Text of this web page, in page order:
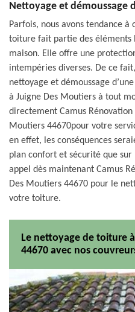
Nettoyage et démoussage
Parfois, nous avons tendance
toiture fait partie des éléments
maison. Elle offre une
intempéries diverses. De ce
nettoyage et démoussage
à Juigne Des Moutiers à tout
directement Camus
Moutiers 44670pour votre
en effet, les conséquences
plan confort et sécurité que
appel dès maintenant Camus
Des Moutiers 44670 pour le
votre toiture.
Le nettoyage de toiture
44670 avec nos